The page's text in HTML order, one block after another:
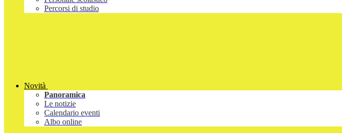
Percorsi di studio
Novità
Panoramica
Le notizie
Calendario eventi
Albo online